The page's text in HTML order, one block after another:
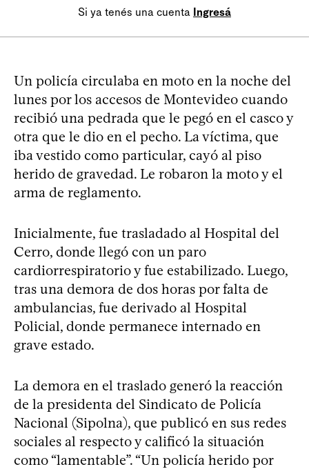
Si ya tenés una cuenta Ingresá
Un policía circulaba en moto en la noche del
lunes por los accesos de Montevideo cuando
recibió una pedrada que le pegó en el casco y
otra que le dio en el pecho. La víctima, que
iba vestido como particular, cayó al piso
herido de gravedad. Le robaron la moto y el
arma de reglamento.
Inicialmente, fue trasladado al Hospital del
Cerro, donde llegó con un paro
cardiorrespiratorio y fue estabilizado. Luego,
tras una demora de dos horas por falta de
ambulancias, fue derivado al Hospital
Policial, donde permanece internado en
grave estado.
La demora en el traslado generó la reacción
de la presidenta del Sindicato de Policía
Nacional (Sipolna), que publicó en sus redes
sociales al respecto y calificó la situación
como “lamentable”. “Un policía herido por